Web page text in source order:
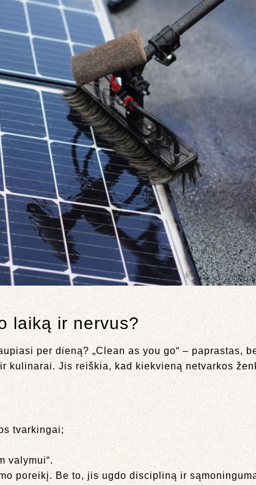
laiką ir nervus?
per dieną? „Clean as you go“ – paprastas,
Jis reiškia, kad kiekvieną netvarkos
tvarkingai;
valymui“.
poreikį. Be to, jis ugdo discipliną ir